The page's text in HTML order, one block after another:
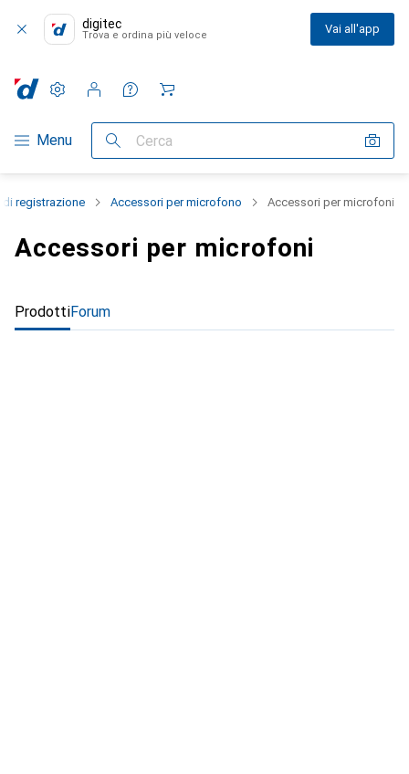
digitec
Trova e ordina più veloce Vai all'app
Categoria Navigazione
Menu Cerca
Impostazioni
Conto cliente
Liste di confronto
Liste dei desideri
Carrello
registrazione Accessori per microfono Accessori per microfoni
Accessori per microfoni
ProdottiForum